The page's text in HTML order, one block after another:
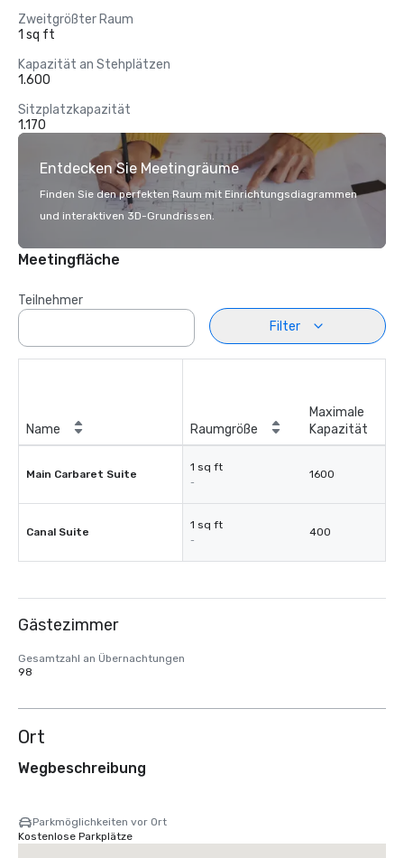
Zweitgrößter Raum
1 sq ft
Kapazität an Stehplätzen
1.600
Sitzplatzkapazität
1.170
Entdecken Sie Meetingräume
Finden Sie den perfekten Raum mit Einrichtungsdiagrammen
und interaktiven 3D-Grundrissen.
Meetingfläche
Teilnehmer
Filter
Name Raumgröße
Maximale
Kapazität
Main Carbaret Suite
1 sq ft
-
1600
Canal Suite
1 sq ft
-
400
Gästezimmer
Gesamtzahl an Übernachtungen
98
Ort
Wegbeschreibung
Parkmöglichkeiten vor Ort
Kostenlose Parkplätze